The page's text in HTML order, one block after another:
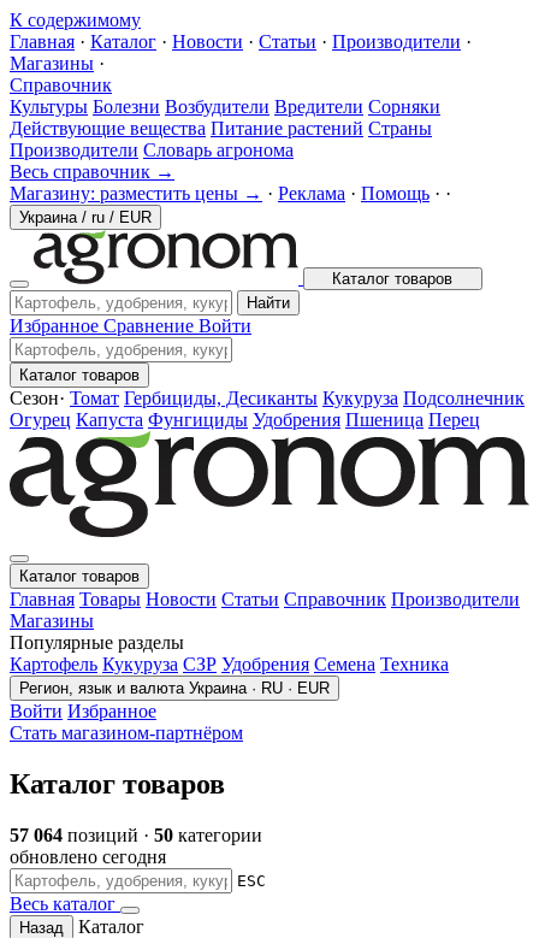
К содержимому
Главная · Каталог · Новости · Статьи · Производители ·
Магазины ·
Справочник
Культуры Болезни Возбудители Вредители Сорняки
Действующие вещества Питание растений Страны
Производители Словарь агронома
Весь справочник →
Магазину: разместить цены → · Реклама · Помощь · ·
Украина / ru / EUR
Каталог товаров
Найти
Избранное Сравнение Войти
Каталог товаров
Сезон· Томат Гербициды, Десиканты Кукуруза Подсолнечник
Огурец Капуста Фунгициды Удобрения Пшеница Перец
Каталог товаров
Главная Товары Новости Статьи Справочник Производители
Магазины
Популярные разделы
Картофель Кукуруза СЗР Удобрения Семена Техника
Регион, язык и валюта Украина · RU · EUR
Войти Избранное
Стать магазином-партнёром
Каталог товаров
57 064 позиций · 50 категории
обновлено сегодня
ESC
Весь каталог
Назад
Каталог